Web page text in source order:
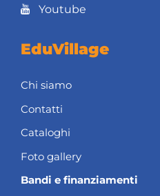
Youtube
EduVillage
Chi siamo
Contatti
Cataloghi
Foto gallery
Bandi e finanziamenti